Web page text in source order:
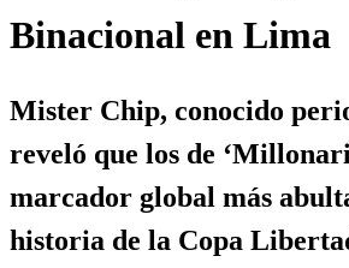
Binacional en Lima
Mister Chip, conocido
reveló que los de
marcador global más
historia de la Copa